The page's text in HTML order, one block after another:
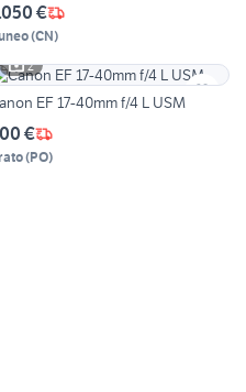
€
(CN)
2
EF 17-40mm f/4 L USM
€
(PO)